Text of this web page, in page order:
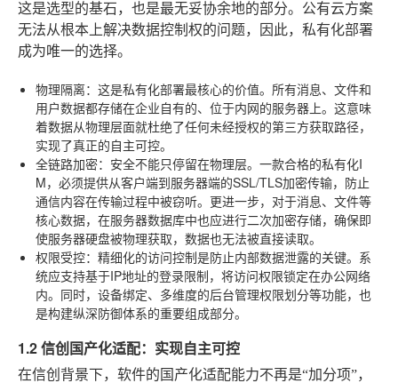
这是选型的基石，也是最无妥协余地的部分。公有云方案
无法从根本上解决数据控制权的问题，因此，私有化部署
成为唯一的选择。
物理隔离：这是私有化部署最核心的价值。所有消息、文件和
用户数据都存储在企业自有的、位于内网的服务器上。这意味
着数据从物理层面就杜绝了任何未经授权的第三方获取路径，
实现了真正的自主可控。
全链路加密：安全不能只停留在物理层。一款合格的私有化I
M，必须提供从客户端到服务器端的SSL/TLS加密传输，防止
通信内容在传输过程中被窃听。更进一步，对于消息、文件等
核心数据，在服务器数据库中也应进行二次加密存储，确保即
使服务器硬盘被物理获取，数据也无法被直接读取。
权限受控：精细化的访问控制是防止内部数据泄露的关键。系
统应支持基于IP地址的登录限制，将访问权限锁定在办公网络
内。同时，设备绑定、多维度的后台管理权限划分等功能，也
是构建纵深防御体系的重要组成部分。
1.2 信创国产化适配：实现自主可控
在信创背景下，软件的国产化适配能力不再是“加分项”，